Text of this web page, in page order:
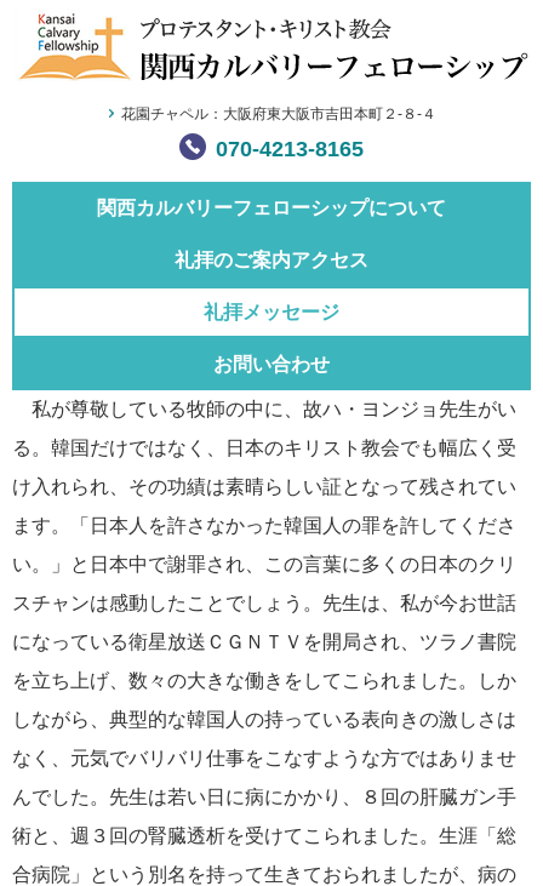
花園チャペル：大阪府東大阪市吉田本町２-８-４
070-4213-8165
関西カルバリーフェローシップについて
礼拝のご案内アクセス
礼拝メッセージ
お問い合わせ
私が尊敬している牧師の中に、故ハ・ヨンジョ先生がい
る。韓国だけではなく、日本のキリスト教会でも幅広く受
け入れられ、その功績は素晴らしい証となって残されてい
ます。「日本人を許さなかった韓国人の罪を許してくださ
い。」と日本中で謝罪され、この言葉に多くの日本のクリ
スチャンは感動したことでしょう。先生は、私が今お世話
になっている衛星放送ＣＧＮＴＶを開局され、ツラノ書院
を立ち上げ、数々の大きな働きをしてこられました。しか
しながら、典型的な韓国人の持っている表向きの激しさは
なく、元気でバリバリ仕事をこなすような方ではありませ
んでした。先生は若い日に病にかかり、８回の肝臓ガン手
術と、週３回の腎臓透析を受けてこられました。生涯「総
合病院」という別名を持って生きておられましたが、病の